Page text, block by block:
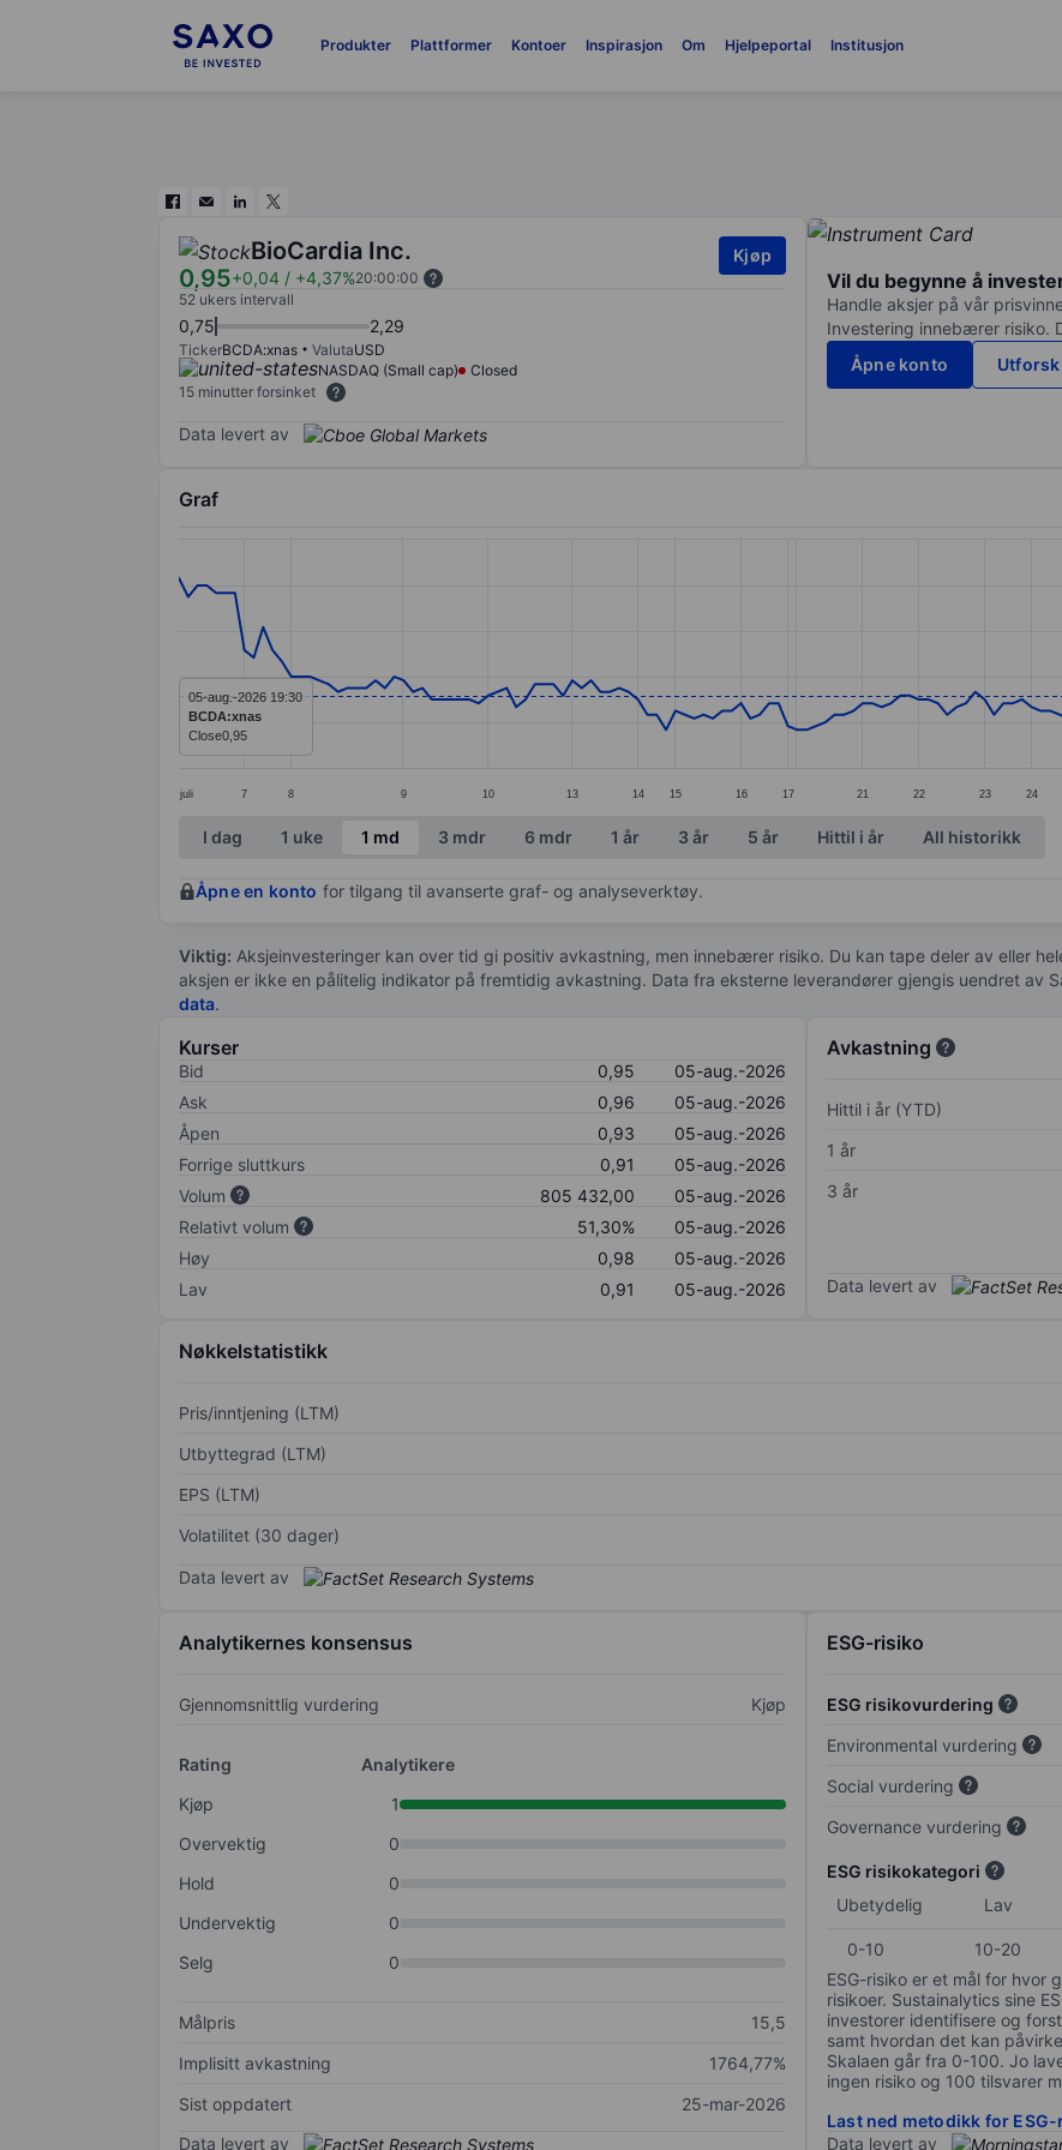
Produkter Plattformer Kontoer Inspirasjon Om Hjelpeportal Institusjon
BioCardia Inc.
0,95+0,04 / +4,37%20:00:00
Kjøp
52 ukers intervall
0,75 2,29
TickerBCDA:xnas ValutaUSD
NASDAQ (Small cap)
Closed
15 minutter forsinket
Data levert av
Vil du begynne å
Handle aksjer på vår
Investering innebærer risiko.
Åpne konto
Graf
Line chart with 132 data points.
The chart has 1 X axis displaying categories.
The chart has 1 Y axis displaying values. Data ranges from 0.77 to 1.22.
juli 7 8 9 10 13 14 15 16 17 21 22 23 24
05-aug.-2026 19:30
BCDA:xnas
Close0,95
End of interactive chart.
I dag 1 uke 1 md 3 mdr 6 mdr 1 år 3 år 5 år Hittil i år All historikk
Åpne en konto for tilgang til avanserte graf- og analyseverktøy.
Viktig: Aksjeinvesteringer kan over tid gi positiv avkastning, men innebærer risiko. Du kan tape deler av eller
aksjen er ikke en pålitelig indikator på fremtidig avkastning. Data fra eksterne leverandører gjengis uendret av
data.
Kurser
Bid 0,95
05-aug.-2026
Ask
0,96
05-aug.-2026
Åpen
0,93
05-aug.-2026
Forrige sluttkurs
0,91
05-aug.-2026
Volum
805 432,00
05-aug.-2026
Relativt volum
51,30%
05-aug.-2026
Høy
0,98
05-aug.-2026
Lav
0,91 05-aug.-2026
Avkastning
Hittil i år (YTD)
1 år
3 år
Data levert av
Nøkkelstatistikk
Pris/inntjening (LTM)
Utbyttegrad (LTM)
EPS (LTM)
Volatilitet (30 dager)
Data levert av
Analytikernes konsensus
Gjennomsnittlig vurdering Kjøp
Rating
Analytikere
Kjøp
1
Overvektig
0
Hold
0
Undervektig
0
Selg
0
Målpris
15,5
Implisitt avkastning
1764,77%
Sist oppdatert
25-mar-2026
Data levert av
ESG-risiko
ESG risikovurdering
Environmental vurdering
Social vurdering
Governance vurdering
ESG risikokategori
Ubetydelig
Lav
0-10 10-20
ESG-risiko er et mål for hvor
risikoer. Sustainalytics sine
investorer identifisere og
samt hvordan det kan
Skalaen går fra 0-100. Jo
ingen risiko og 100 tilsvarer
Last ned metodikk for
Data levert av